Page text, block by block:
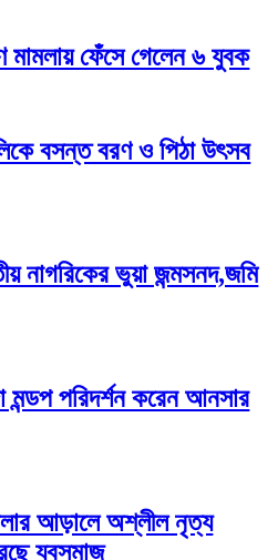
মামলায় ফেঁসে গেলেন ৬ যুবক
বসন্ত বরণ ও পিঠা উৎসব
নাগরিকের ভুয়া জন্মসনদ,জমি
মন্ডপ পরিদর্শন করেন আনসার
আড়ালে অশ্লীল নৃত্য
যুবসমাজ